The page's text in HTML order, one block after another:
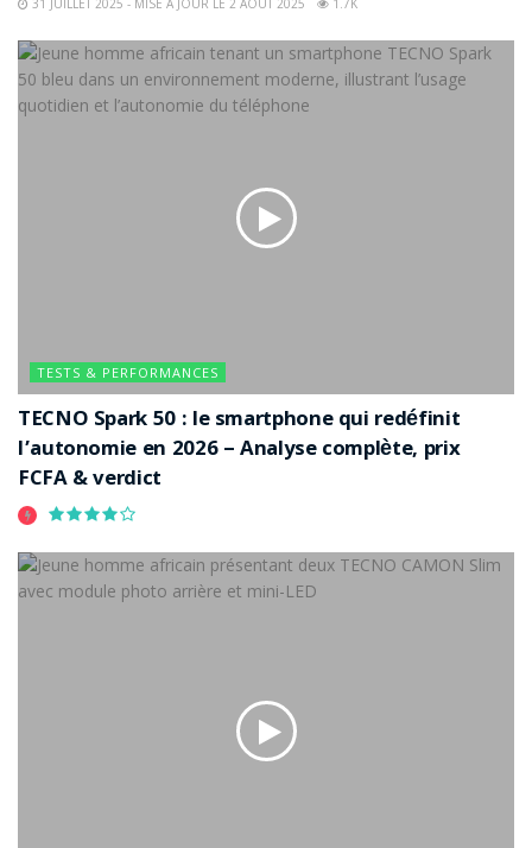
TESTS & PERFORMANCES
TECNO Spark 50 : le smartphone qui redéfinit
l’autonomie en 2026 – Analyse complète, prix
FCFA & verdict